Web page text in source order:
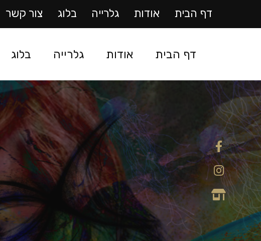
דף הבית אודות גלרייה בלוג צור קשר
דף הבית אודות גלרייה בלוג